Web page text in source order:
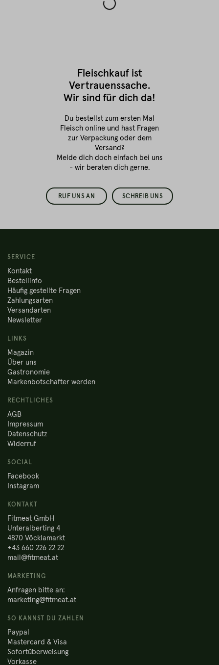
Fleischkauf ist
Vertrauenssache.
Wir sind für dich da!
Du bestellst zum ersten Mal
Fleisch online und hast Fragen
zur Verpackung oder dem
Versand?
Melde dich doch einfach bei uns
- wir beraten dich gerne.
RUF UNS AN SCHREIB UNS
SERVICE
Kontakt
Bestellinfo
Häufig gestellte Fragen
Zahlungsarten
Versandarten
Newsletter
LINKS
Magazin
Über uns
Gastronomie
Markenbotschafter werden
RECHTLICHES
AGB
Impressum
Datenschutz
Widerruf
SOCIAL
Facebook
Instagram
KONTAKT
Fitmeat GmbH
Unteralberting 4
4870 Vöcklamarkt
+43 660 226 22 22
mail@fitmeat.at
MARKETING
Anfragen bitte an:
marketing@fitmeat.at
SO KANNST DU ZAHLEN
Paypal
Mastercard & Visa
Sofortüberweisung
Vorkasse